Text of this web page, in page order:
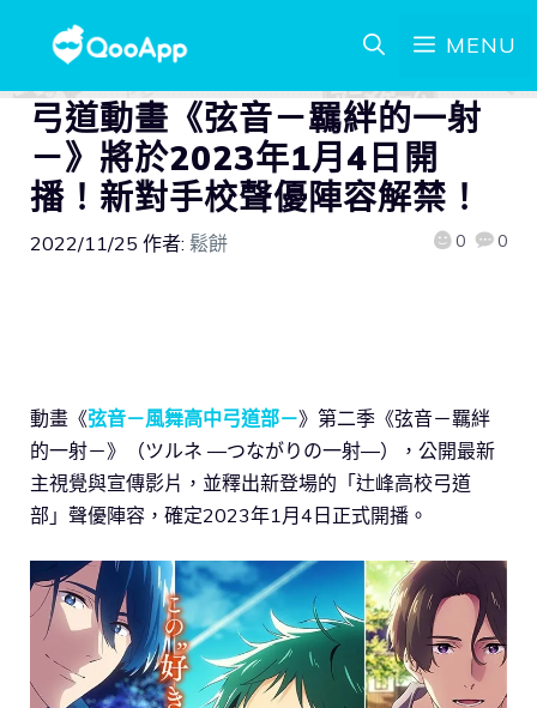
MENU
弓道動畫《弦音－羈絆的一射
－》將於2023年1月4日開
播！新對手校聲優陣容解禁！
2022/11/25 作者: 鬆餅 0 0
動畫《弦音－風舞高中弓道部－》第二季《弦音－羈絆
的一射－》（ツルネ ―つながりの一射―），公開最新
主視覺與宣傳影片，並釋出新登場的「辻峰高校弓道
部」聲優陣容，確定2023年1月4日正式開播。